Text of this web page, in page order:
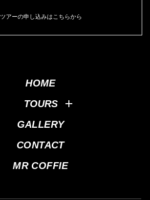
ツアーの申し込みはこちらから
HOME
TOURS
GALLERY
CONTACT
MR COFFIE